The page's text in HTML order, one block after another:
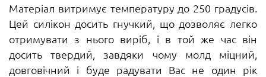
Матеріал витримує температуру до 250 градусів.
Цей силікон досить гнучкий, що дозволяє легко
отримувати з нього виріб, і в той же час він
досить твердий, завдяки чому молд міцний,
довговічний і буде радувати Вас не один рік